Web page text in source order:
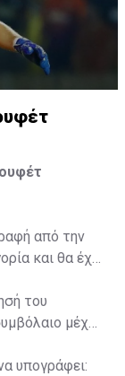
από την
και θα έχει
του
μέχρι
υπογράφει: